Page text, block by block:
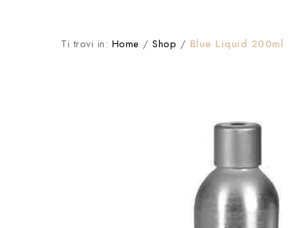
Ti trovi in: Home /Shop / Blue Liquid 200ml